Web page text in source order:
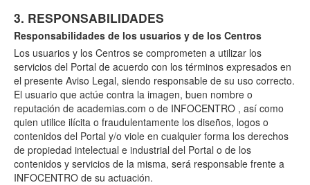
3. RESPONSABILIDADES
Responsabilidades de los usuarios y de los Centros
Los usuarios y los Centros se comprometen a utilizar los
servicios del Portal de acuerdo con los términos expresados en
el presente Aviso Legal, siendo responsable de su uso correcto.
El usuario que actúe contra la imagen, buen nombre o
reputación de academias.com o de INFOCENTRO , así como
quien utilice ilícita o fraudulentamente los diseños, logos o
contenidos del Portal y/o viole en cualquier forma los derechos
de propiedad intelectual e industrial del Portal o de los
contenidos y servicios de la misma, será responsable frente a
INFOCENTRO de su actuación.